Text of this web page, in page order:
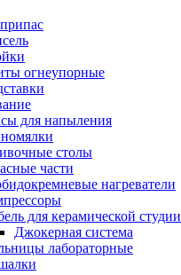
огнеупорные
для напыления
столы
части
нагреватели
для керамической студии
Джокерная система
лабораторные